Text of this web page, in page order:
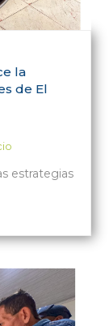
la
de El
estrategias